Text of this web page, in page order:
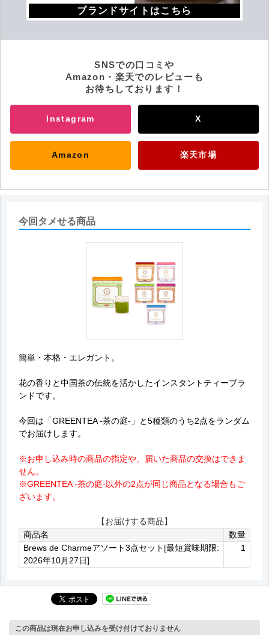
ブランドサイトはこちら
SNSでの口コミや
Amazon・楽天でのレビューも
お待ちしております！
Instagram X
Amazon 楽天市場
今回タメせる商品
簡単・本格・エレガント。
花の香りと中国茶の伝統を活かしたインスタントティーブラ
ンドです。
今回は「GREENTEA -茶の庭-」と5種類のうち2点をランダム
でお届けします。
※お申し込み時の商品の指定や、届いた商品の交換はできま
せん。
※GREENTEA -茶の庭-以外の2点が同じ商品となる場合もご
ざいます。
【お届けする商品】
商品名
数量
Brews de Charmeアソート3点セット[最短賞味期限:
2026年10月27日]
1
この商品は現在お申し込みを受け付けておりません